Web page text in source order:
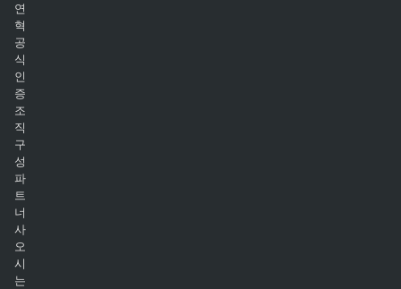
연
혁
공
식
인
증
조
직
구
성
파
트
너
사
오
시
는